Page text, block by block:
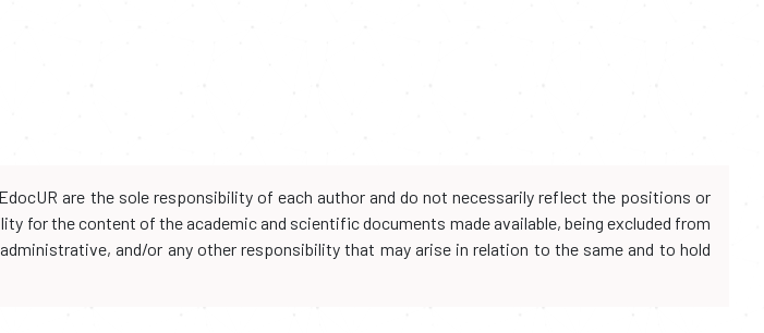
are the sole responsibility of each author and do not necessarily reflect the positions or
for the content of the academic and scientific documents made available, being excluded from
and/or any other responsibility that may arise in relation to the same and to hold